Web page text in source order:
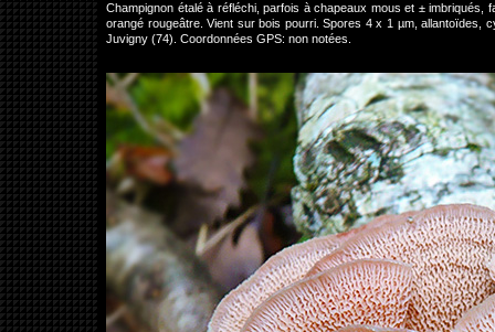
Champignon étalé à réfléchi, parfois à chapeaux mous et ±
orangé rougeâtre. Vient sur bois pourri. Spores 4 x 1 µm, allantoïdes,
Juvigny (74). Coordonnées GPS: non notées.